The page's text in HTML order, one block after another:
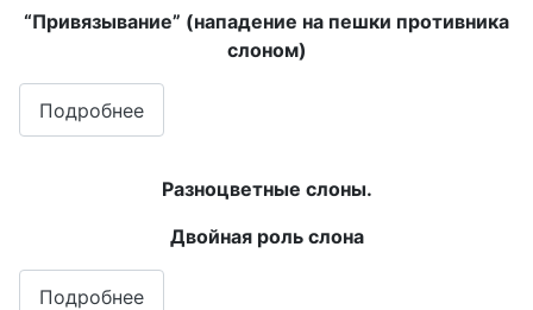
“Привязывание” (нападение на пешки противника
слоном)
Подробнее
Разноцветные слоны.
Двойная роль слона
Подробнее